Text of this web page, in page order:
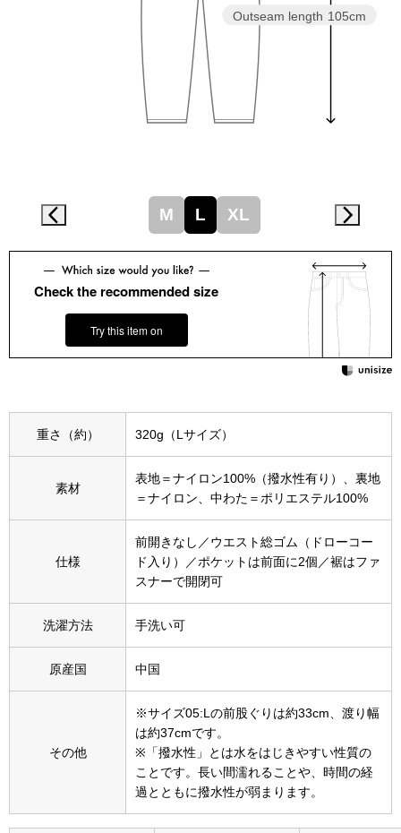
Miss Kyouko／ミスキョウコ
ビー すべて見る
ズ
スニーカー
財布／小物
財布／コイン
その他
ウオッチ／ア
ウオッチ
ファッション
Outseam length 105cm
M L XL
Check the recommended size
Try this item on
重さ（約） 320g（Lサイズ）
素材
表地＝ナイロン100%（撥水性有り）、裏地
＝ナイロン、中わた＝ポリエステル100%
仕様
前開きなし／ウエスト総ゴム（ドローコー
ド入り）／ポケットは前面に2個／裾はファ
スナーで開閉可
洗濯方法 手洗い可
原産国 中国
その他
※サイズ05:Lの前股ぐりは約33cm、渡り幅
は約37cmです。
※「撥水性」とは水をはじきやすい性質の
ことです。長い間濡れることや、時間の経
過とともに撥水性が弱まります。